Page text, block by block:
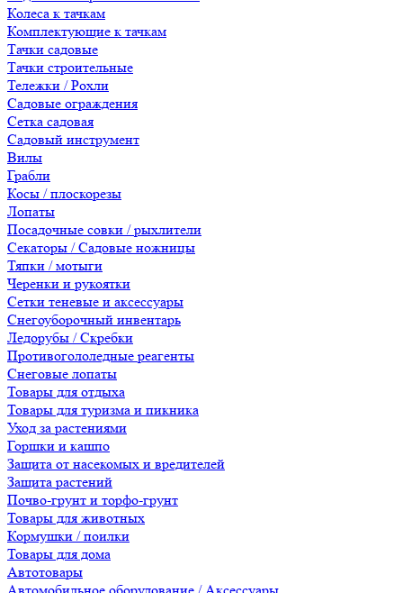
Колеса к тачкам
Комплектующие к тачкам
Тачки садовые
Тачки строительные
Тележки / Рохли
Садовые ограждения
Сетка садовая
Садовый инструмент
Вилы
Грабли
Косы / плоскорезы
Лопаты
Посадочные совки / рыхлители
Секаторы / Садовые ножницы
Тяпки / мотыги
Черенки и рукоятки
Сетки теневые и аксессуары
Снегоуборочный инвентарь
Ледорубы / Скребки
Противогололедные реагенты
Снеговые лопаты
Товары для отдыха
Товары для туризма и пикника
Уход за растениями
Горшки и кашпо
Защита от насекомых и вредителей
Защита растений
Почво-грунт и торфо-грунт
Товары для животных
Кормушки / поилки
Товары для дома
Автотовары